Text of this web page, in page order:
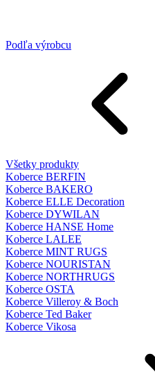
Podľa výrobcu
Všetky produkty
Koberce BERFIN
Koberce BAKERO
Koberce ELLE Decoration
Koberce DYWILAN
Koberce HANSE Home
Koberce LALEE
Koberce MINT RUGS
Koberce NOURISTAN
Koberce NORTHRUGS
Koberce OSTA
Koberce Villeroy & Boch
Koberce Ted Baker
Koberce Vikosa